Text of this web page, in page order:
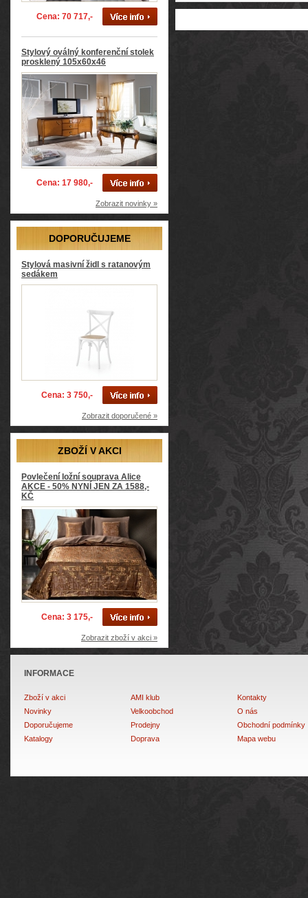
Cena: 70 717,-
Stylový oválný konferenční stolek
prosklený 105x60x46
Cena: 17 980,-
Zobrazit novinky »
DOPORUČUJEME
Stylová masivní židl s ratanovým
sedákem
Cena: 3 750,-
Zobrazit doporučené »
ZBOŽÍ V AKCI
Povlečení ložní souprava Alice
AKCE - 50% NYNÍ JEN ZA 1588,-
KČ
Cena: 3 175,-
Zobrazit zboží v akci »
INFORMACE
Zboží v akci
Novinky
Doporučujeme
Katalogy
AMI klub
Velkoobchod
Prodejny
Doprava
Kontakty
O nás
Obchodní podmínky
Mapa webu